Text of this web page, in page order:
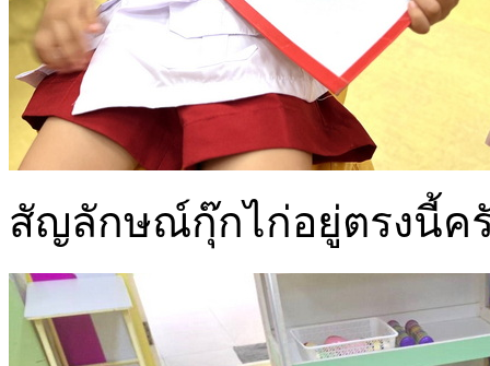
สัญลักษณ์กุ๊กไก่อยู่ตรงนี้ค